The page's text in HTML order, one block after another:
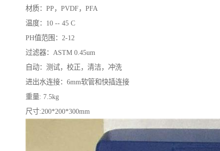
材质：PP，PVDF，PFA
温度：10 -- 45 C
PH值范围：2-12
过滤器：ASTM 0.45um
自动：测试，校正，清洁，冲洗
进出水连接：6mm软管和快插连接
重量: 7.5kg
尺寸:200*200*300mm